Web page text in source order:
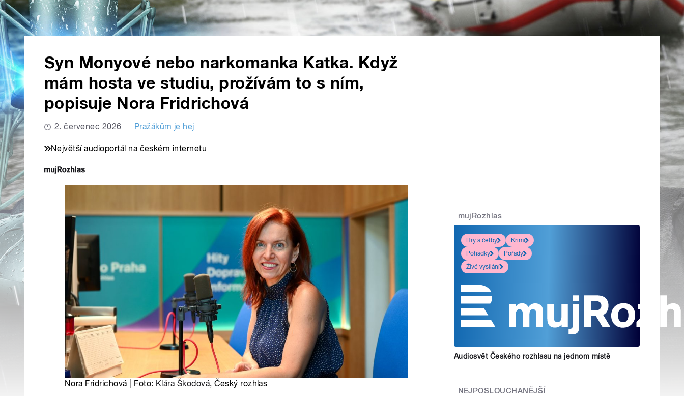
Syn Monyové nebo narkomanka Katka. Když
mám hosta ve studiu, prožívám to s ním,
popisuje Nora Fridrichová
2. červenec 2026 Pražákům je hej
Největší audioportál na českém internetu
Nora Fridrichová | Foto: Klára Škodová, Český rozhlas
mujRozhlas
Hry a četby
Krimi
Pohádky
Pořady
Živé vysílání
Audiosvět Českého rozhlasu na jednom místě
NEJPOSLOUCHANĚJŠÍ